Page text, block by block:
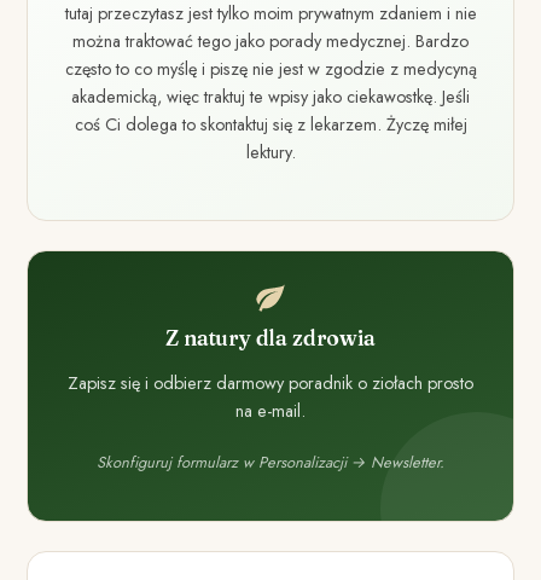
tutaj przeczytasz jest tylko moim prywatnym zdaniem i nie
można traktować tego jako porady medycznej. Bardzo
często to co myślę i piszę nie jest w zgodzie z medycyną
akademicką, więc traktuj te wpisy jako ciekawostkę. Jeśli
coś Ci dolega to skontaktuj się z lekarzem. Życzę miłej
lektury.
Z natury dla zdrowia
Zapisz się i odbierz darmowy poradnik o ziołach prosto
na e-mail.
Skonfiguruj formularz w Personalizacji → Newsletter.